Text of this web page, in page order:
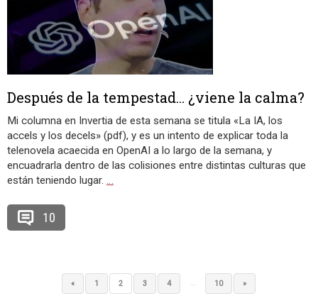
Después de la tempestad… ¿viene la calma?
Mi columna en Invertia de esta semana se titula «La IA, los
accels y los decels» (pdf), y es un intento de explicar toda la
telenovela acaecida en OpenAI a lo largo de la semana, y
encuadrarla dentro de las colisiones entre distintas culturas que
están teniendo lugar. …
10
« 1 2 3 4 … 10 »